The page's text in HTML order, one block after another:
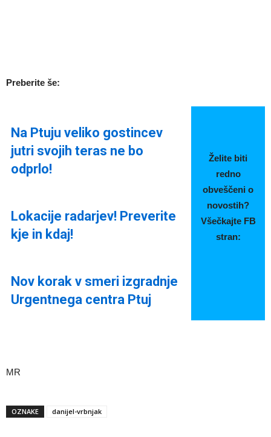
Preberite še:
Na Ptuju veliko gostincev
jutri svojih teras ne bo
odprlo!
Želite biti
redno
obveščeni o
novostih?
Všečkajte FB
stran:
Lokacije radarjev! Preverite
kje in kdaj!
Nov korak v smeri izgradnje
Urgentnega centra Ptuj
MR
OZNAKE danijel-vrbnjak